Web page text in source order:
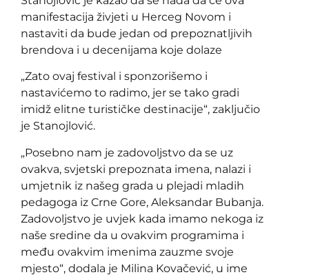
manifestacija živjeti u Herceg Novom i
nastaviti da bude jedan od prepoznatljivih
brendova i u decenijama koje dolaze
„Zato ovaj festival i sponzorišemo i
nastavićemo to radimo, jer se tako gradi
imidž elitne turističke destinacije“, zaključio
je Stanojlović.
„Posebno nam je zadovoljstvo da se uz
ovakva, svjetski prepoznata imena, nalazi i
umjetnik iz našeg grada u plejadi mladih
pedagoga iz Crne Gore, Aleksandar Bubanja.
Zadovoljstvo je uvjek kada imamo nekoga iz
naše sredine da u ovakvim programima i
među ovakvim imenima zauzme svoje
mjesto“, dodala je Milina Kovačević, u ime